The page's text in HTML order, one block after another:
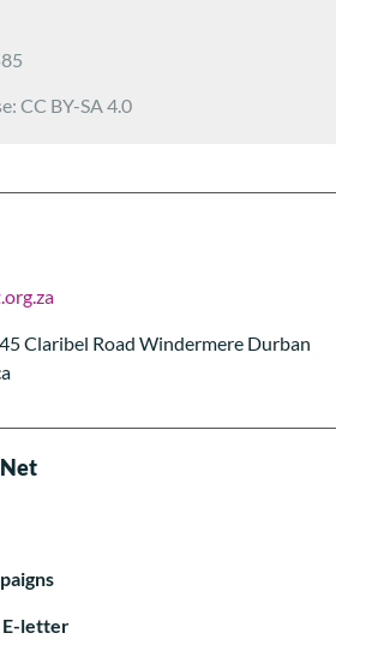
CC BY-SA 4.0
Claribel Road Windermere Durban
E-letter